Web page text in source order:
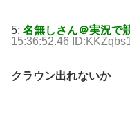
5: 名無しさん＠実況で
15:36:52.46
クラウン出れないか